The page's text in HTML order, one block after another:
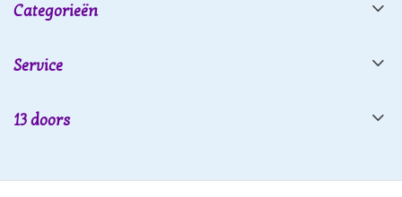
Categorieën
Service
13 doors